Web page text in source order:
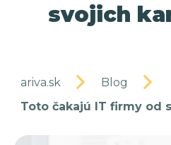
svojich
ariva.sk
Blog
Toto čakajú IT firmy od